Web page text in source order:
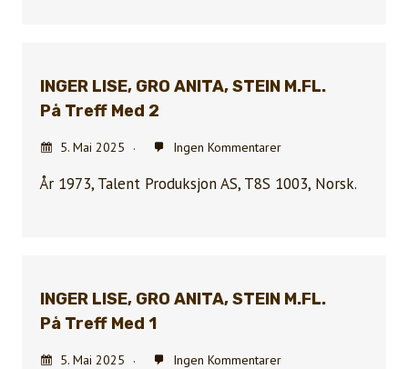
INGER LISE, GRO ANITA, STEIN M.FL.
På Treff Med 2
5. Mai 2025 Ingen Kommentarer
År 1973, Talent Produksjon AS, T8S 1003, Norsk.
INGER LISE, GRO ANITA, STEIN M.FL.
På Treff Med 1
5. Mai 2025 Ingen Kommentarer